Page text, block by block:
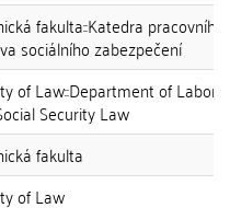
fakulta::Katedra
sociálního zabezpečení
of Law::Department of Labor
Security Law
fakulta
of Law